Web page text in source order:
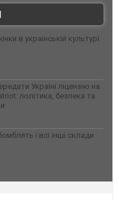
в українській культурі
Україні ліцензію на
політика, безпека та
і всі інші склади